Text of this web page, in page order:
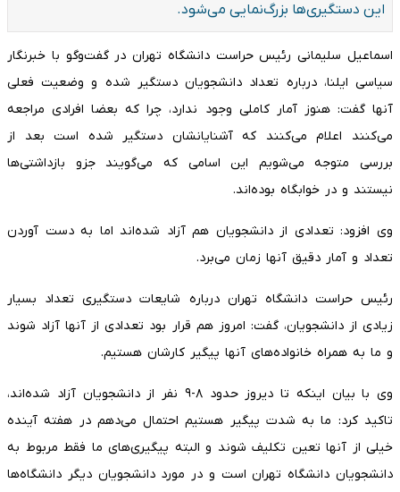
این دستگیری‌ها بزرگ‌نمایی می‌شود.
اسماعیل سلیمانی رئیس حراست دانشگاه تهران در گفت‌و‌گو با خبرنگار
سیاسی ایلنا، درباره تعداد دانشجویان دستگیر شده و وضعیت فعلی
آنها گفت: هنوز آمار کاملی وجود ندارد، چرا که بعضا افرادی مراجعه
می‌کنند اعلام می‌کنند که آشنایانشان دستگیر شده است بعد از
بررسی متوجه می‌شویم این اسامی که می‌گویند جزو بازداشتی‌ها
نیستند و در خوابگاه بوده‌اند.
وی افزود: تعدادی از دانشجویان هم آزاد شده‌اند اما به دست آوردن
تعداد و آمار دقیق آنها زمان می‌برد.
رئیس حراست دانشگاه تهران درباره شایعات دستگیری تعداد بسیار
زیادی از دانشجویان، گفت: امروز هم قرار بود تعدادی از آنها آزاد شوند
و ما به همراه خانواده‌های آنها پیگیر کارشان هستیم.
وی با بیان اینکه تا دیروز حدود ۸-۹ نفر از دانشجویان آزاد شده‌اند،
تاکید کرد: ما به شدت پیگیر هستیم احتمال می‌دهم در هفته آینده
خیلی از آنها تعین تکلیف شوند و البته پیگیری‌های ما فقط مربوط به
دانشجویان دانشگاه تهران است و در مورد دانشجویان دیگر دانشگاه‌ها